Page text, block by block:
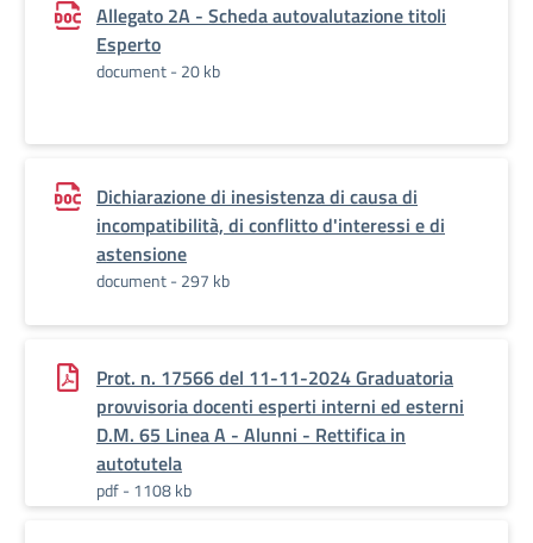
Allegato 2A - Scheda autovalutazione titoli
Esperto
document - 20 kb
Dichiarazione di inesistenza di causa di
incompatibilità, di conflitto d'interessi e di
astensione
document - 297 kb
Prot. n. 17566 del 11-11-2024 Graduatoria
provvisoria docenti esperti interni ed esterni
D.M. 65 Linea A - Alunni - Rettifica in
autotutela
pdf - 1108 kb